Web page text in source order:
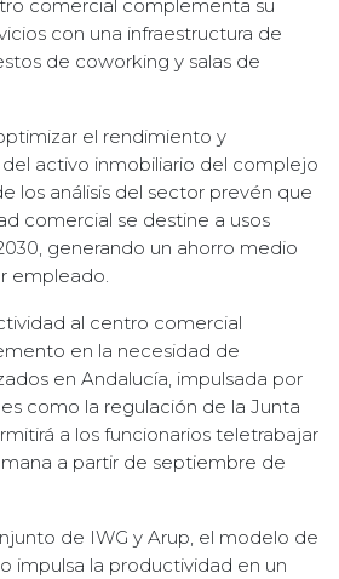
comercial complementa su
con una infraestructura de
de coworking y salas de
el rendimiento y
activo inmobiliario del complejo
los análisis del sector prevén que
comercial se destine a usos
generando un ahorro medio
empleado.
al centro comercial
en la necesidad de
en Andalucía, impulsada por
como la regulación de la Junta
a los funcionarios teletrabajar
a partir de septiembre de
de IWG y Arup, el modelo de
impulsa la productividad en un